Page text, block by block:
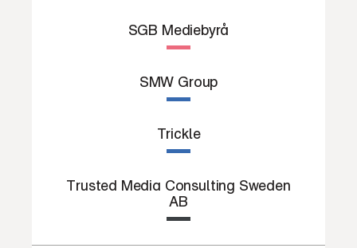
SGB Mediebyrå
SMW Group
Trickle
Trusted Media Consulting Sweden
AB